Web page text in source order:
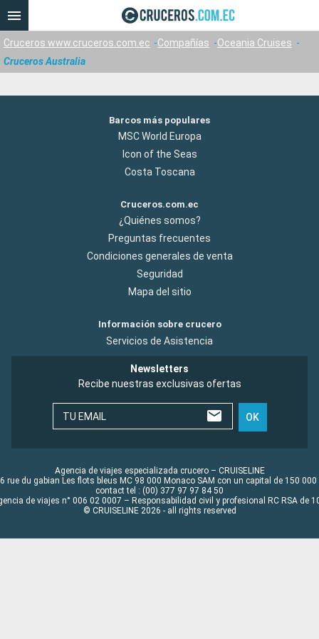
Cruceros www.cruceros.com.ec Compañías
Oceania Cruises
Cruceros Australia
Barcos más populares
MSC World Europa
Icon of the Seas
Costa Toscana
Cruceros.com.ec
¿Quiénes somos?
Preguntas frecuentes
Condiciones generales de venta
Seguridad
Mapa del sitio
Información sobre crucero
Servicios de Asistencia
Newsletters
Recibe nuestras exclusivas ofertas
TU EMAIL OK
Agencia de viajes especializada crucero – CRUISELINE
rue du gabian Les flots bleus MC 98 000 Monaco SAM con un capital de 150 000
contact tel : (00) 377 97 97 84 50
de viajes n° 006 02 0007 – Responsabilidad civil y profesional RC RSA de
© CRUISELINE 2026 - all rights reserved